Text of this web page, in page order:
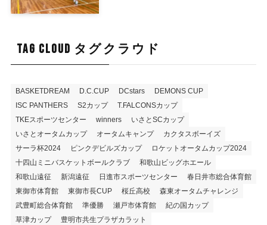
TAG CLOUD タグクラウド
BASKETDREAM D.C.CUP DCstars
DEMONS CUP
ISC PANTHERS
S2カップ
T.FALCONSカップ
TKEスポーツセンター
winners
いさとSCカップ
いさとオータムカップ
オータムキャンプ
カクタスボーイズ
サーラ杯2024
ピンクデビルズカップ
ロケットオータムカップ2024
十四山ミニバスケットボールクラブ
和歌山ビッグホエール
和歌山遠征
新潟遠征 日進市スポーツセンター
春日井市総合体育館
東御市体育館
東御市長CUP 桜丘高校
森東オータムチャレンジ
武豊町総合体育館
準優勝 瀬戸市体育館
紀の国カップ
草津カップ
豊明市共生プラザカラット